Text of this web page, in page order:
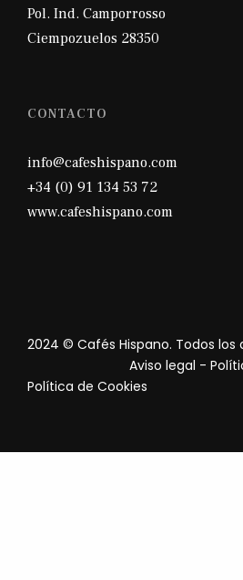
Pol. Ind. Camporrosso
Ciempozuelos 28350
CONTACTO
info@cafeshispano.com
+34 (0) 91 134 53 72
www.cafeshispano.com
2024 © Cafés Hispano. Todos los
Aviso legal -
Política de Cookies